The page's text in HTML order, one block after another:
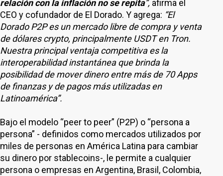
relación con la inflación no se repita”, afirma el
CEO y cofundador de El Dorado. Y agrega: “El
Dorado P2P es un mercado libre de compra y venta
de dólares crypto, principalmente USDT en Tron.
Nuestra principal ventaja competitiva es la
interoperabilidad instantánea que brinda la
posibilidad de mover dinero entre más de 70 Apps
de finanzas y de pagos más utilizadas en
Latinoamérica”.
Bajo el modelo “peer to peer” (P2P) o “persona a
persona” - definidos como mercados utilizados por
miles de personas en América Latina para cambiar
su dinero por stablecoins-, le permite a cualquier
persona o empresas en Argentina, Brasil, Colombia,